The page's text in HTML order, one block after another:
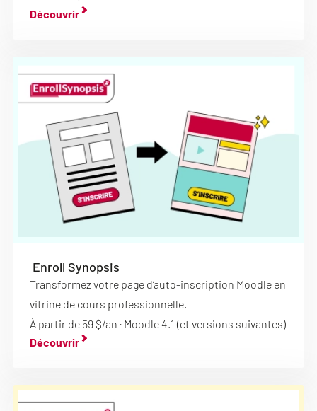
Découvrir
Enroll Synopsis
Transformez votre page d’auto-inscription Moodle en
vitrine de cours professionnelle.
À partir de 59 $/an · Moodle 4.1 (et versions suivantes)
Découvrir